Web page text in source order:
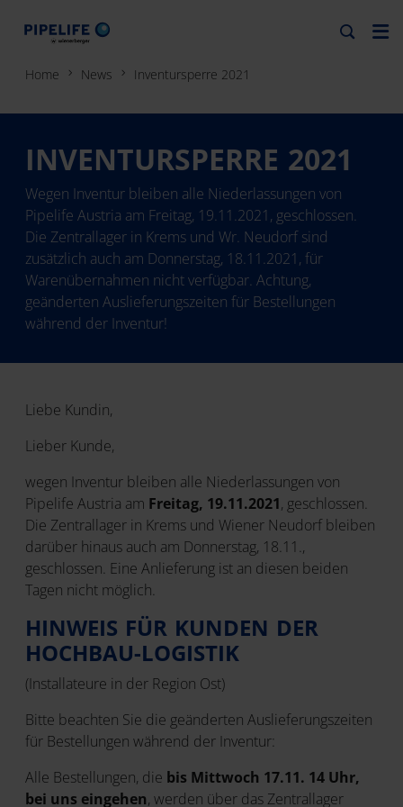
Home News Inventursperre 2021
INVENTURSPERRE 2021
Wegen Inventur bleiben alle Niederlassungen von
Pipelife Austria am Freitag, 19.11.2021, geschlossen.
Die Zentrallager in Krems und Wr. Neudorf sind
zusätzlich auch am Donnerstag, 18.11.2021, für
Warenübernahmen nicht verfügbar. Achtung,
geänderten Auslieferungszeiten für Bestellungen
während der Inventur!
Liebe Kundin,
Lieber Kunde,
wegen Inventur bleiben alle Niederlassungen von
Pipelife Austria am Freitag, 19.11.2021, geschlossen.
Die Zentrallager in Krems und Wiener Neudorf bleiben
darüber hinaus auch am Donnerstag, 18.11.,
geschlossen. Eine Anlieferung ist an diesen beiden
Tagen nicht möglich.
HINWEIS FÜR KUNDEN DER
HOCHBAU-LOGISTIK
(Installateure in der Region Ost)
Bitte beachten Sie die geänderten Auslieferungszeiten
für Bestellungen während der Inventur:
Alle Bestellungen, die bis Mittwoch 17.11. 14 Uhr,
bei uns eingehen, werden über das Zentrallager